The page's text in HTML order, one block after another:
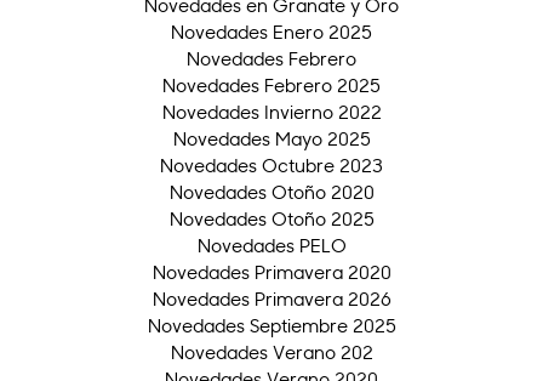
Novedades Enero 2025
Novedades Febrero
Novedades Febrero 2025
Novedades Invierno 2022
Novedades Mayo 2025
Novedades Octubre 2023
Novedades Otoño 2020
Novedades Otoño 2025
Novedades PELO
Novedades Primavera 2020
Novedades Primavera 2026
Novedades Septiembre 2025
Novedades Verano 202